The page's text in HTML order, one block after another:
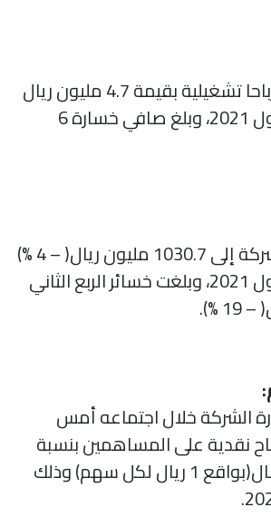
حقق الصندوق ارباحا تشغيلية بقيمة 4.7 مليون ريال
بنهاية النصف الأول 2021، وبلغ صافي خسارة 6
ارتفعت خسائر الشركة إلى 1030.7 مليون ريال( – 4 %)
بنهاية النصف الأول 2021، وبلغت خسائر الربع الثاني
الشركة خلال اجتماعه أمس
نقدية على المساهمين بنسبة
10 % من رأس المال(بواقع 1 ريال لكل سهم) وذلك